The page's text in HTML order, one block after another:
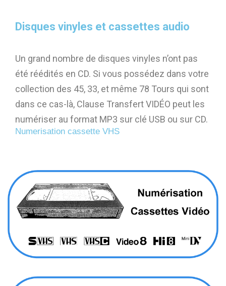
Disques vinyles et cassettes audio
Un grand nombre de disques vinyles n’ont pas
été réédités en CD. Si vous possédez dans votre
collection des 45, 33, et même 78 Tours qui sont
dans ce cas-là, Clause Transfert VIDÉO peut les
numériser au format MP3 sur clé USB ou sur CD.
Numerisation cassette VHS